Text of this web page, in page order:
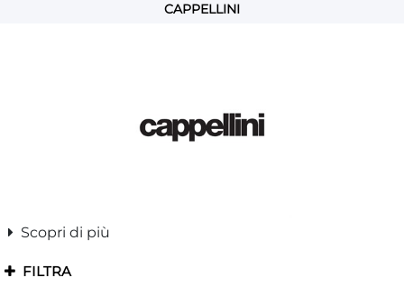
CAPPELLINI
Scopri di più
FILTRA